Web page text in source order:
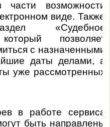
возможности
виде. Также
«Судебное
позволяет
с назначенными
даты делами, а
уже рассмотренных
в работе сервиса
быть направлены